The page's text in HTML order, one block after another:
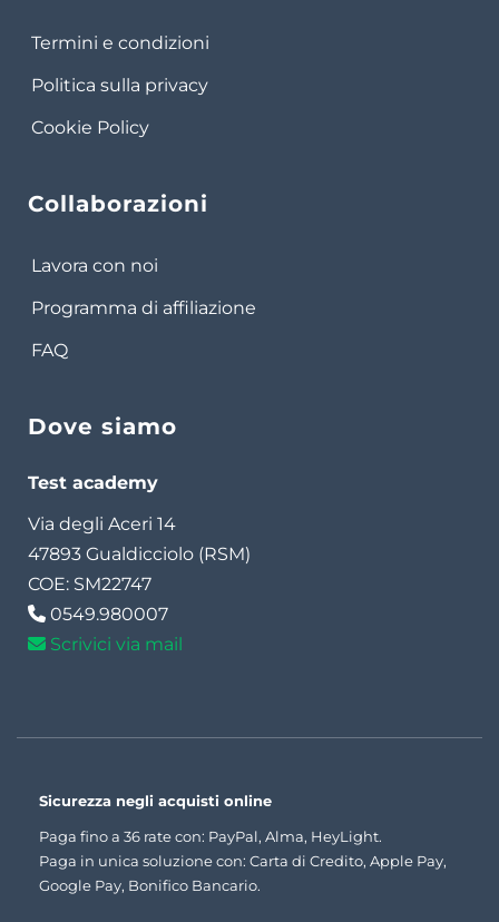
Termini e condizioni
Politica sulla privacy
Cookie Policy
Collaborazioni
Lavora con noi
Programma di affiliazione
FAQ
Dove siamo
Test academy
Via degli Aceri 14
47893 Gualdicciolo (RSM)
COE: SM22747
0549.980007
Scrivici via mail
Sicurezza negli acquisti online
Paga fino a 36 rate con: PayPal, Alma, HeyLight.
Paga in unica soluzione con: Carta di Credito, Apple Pay,
Google Pay, Bonifico Bancario.